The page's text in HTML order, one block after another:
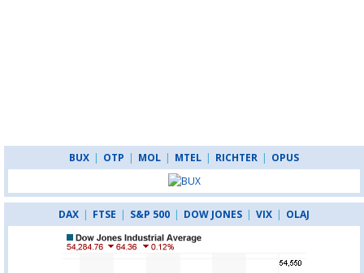
BUX | OTP | MOL | MTEL | RICHTER | OPUS
DAX | FTSE | S&P 500 | DOW JONES | VIX | OLAJ